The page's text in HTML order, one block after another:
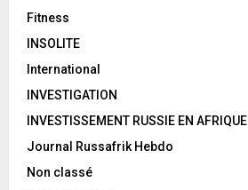
Fitness
INSOLITE
International
INVESTIGATION
INVESTISSEMENT RUSSIE EN AFRIQUE
Journal Russafrik Hebdo
Non classé